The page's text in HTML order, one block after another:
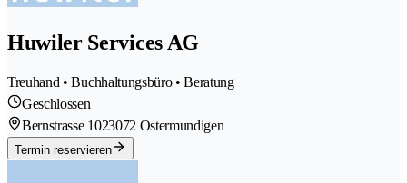
Huwiler Services AG
Treuhand • Buchhaltungsbüro • Beratung
Geschlossen
Bernstrasse 1023072 Ostermundigen
Termin reservieren